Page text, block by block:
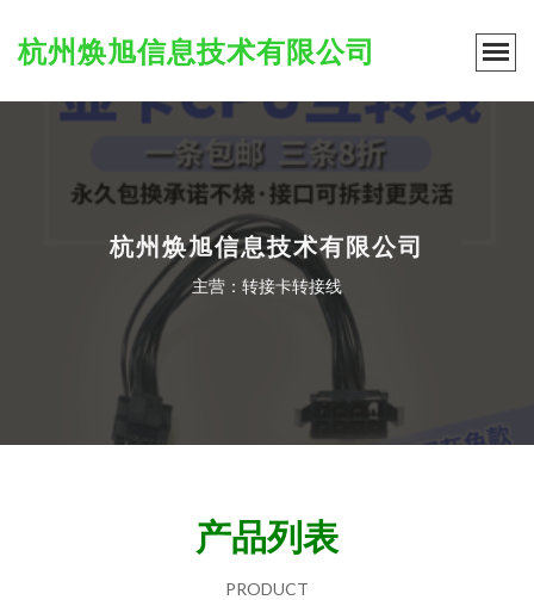
杭州焕旭信息技术有限公司
杭州焕旭信息技术有限公司
主营：转接卡转接线
产品列表
PRODUCT